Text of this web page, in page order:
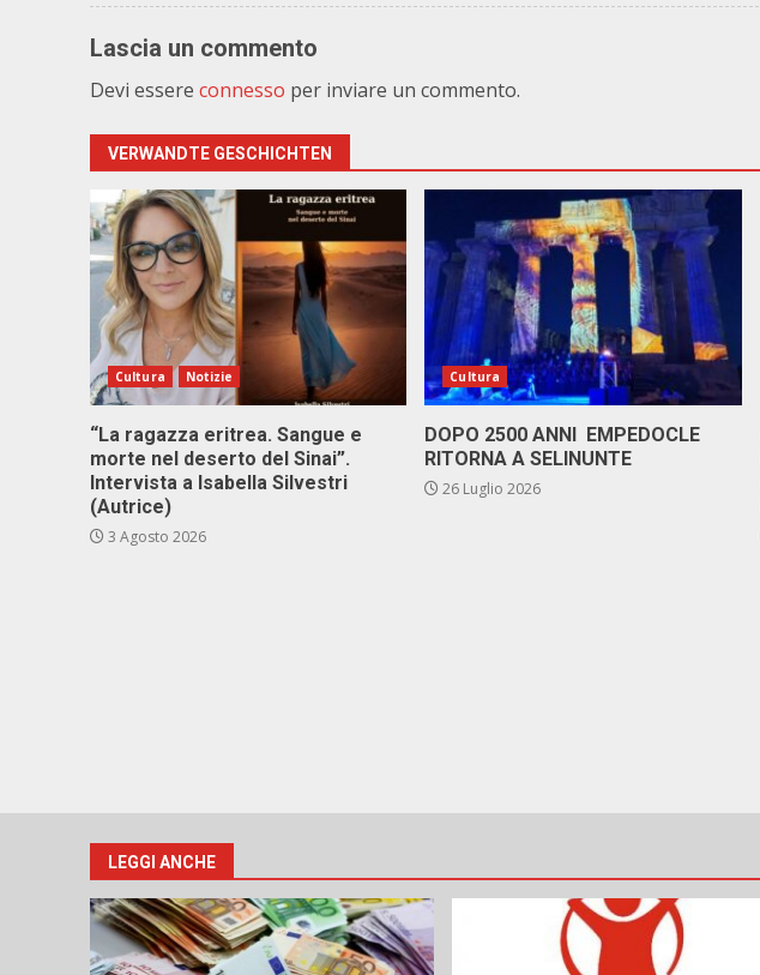
Lascia un commento
Devi essere connesso per inviare un commento.
VERWANDTE GESCHICHTEN
Cultura Notizie
“La ragazza eritrea. Sangue e
morte nel deserto del Sinai”.
Intervista a Isabella Silvestri
(Autrice)
3 Agosto 2026
Cultura
DOPO 2500 ANNI EMPEDOCLE
RITORNA A SELINUNTE
26 Luglio 2026
LEGGI ANCHE